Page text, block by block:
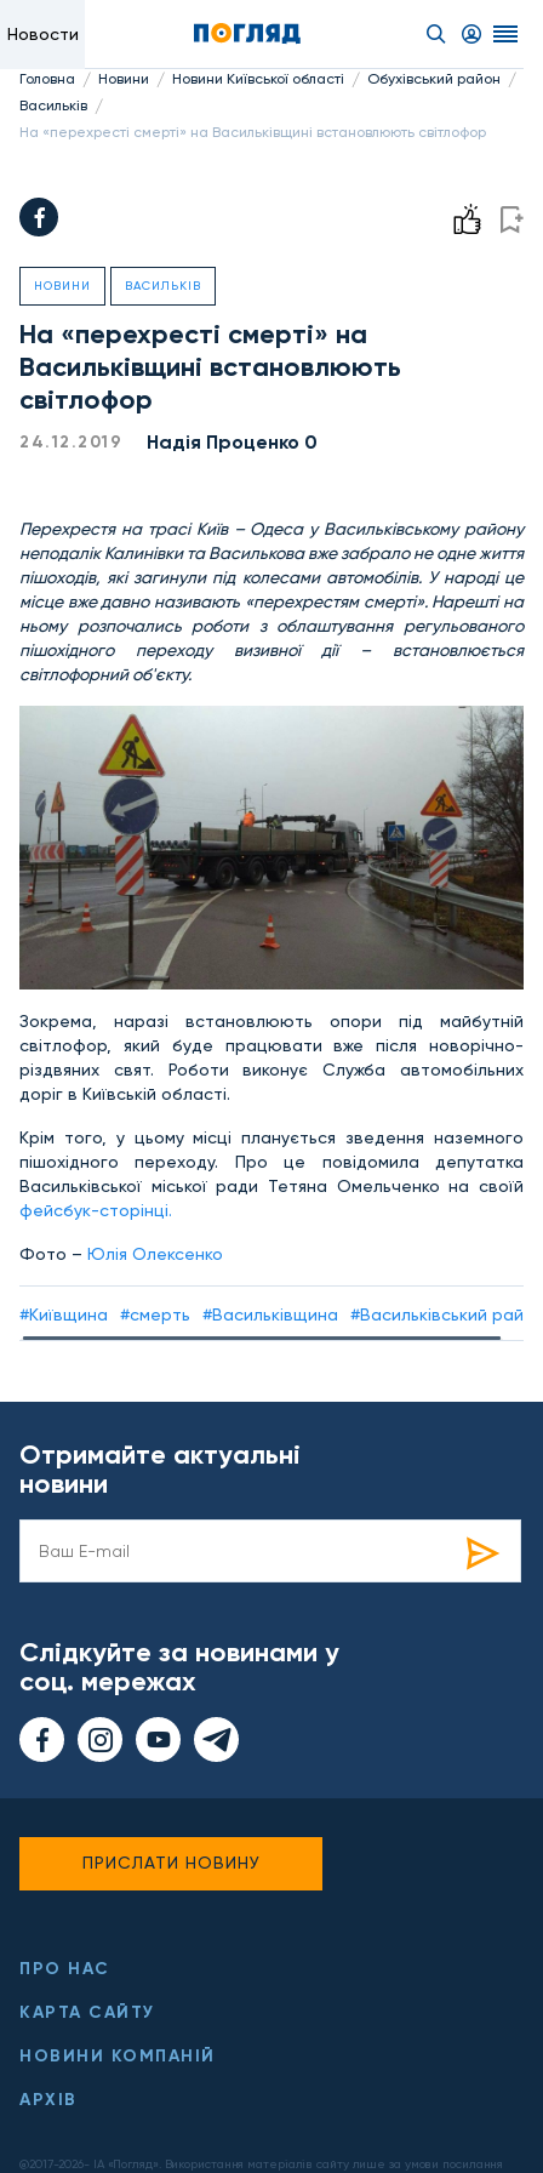
Новости
Головна / Новини / Новини Київської області / Обухівський район /
Васильків /
На «перехресті смерті» на Васильківщині встановлюють світлофор
НОВИНИ ВАСИЛЬКІВ
На «перехресті смерті» на
Васильківщині встановлюють
світлофор
24.12.2019 Надiя Проценко 0
Перехрестя на трасі Київ – Одеса у Васильківському району
неподалік Калинівки та Василькова вже забрало не одне життя
пішоходів, які загинули під колесами автомобілів. У народі це
місце вже давно називають «перехрестям смерті». Нарешті на
ньому розпочались роботи з облаштування регульованого
пішохідного переходу визивної дії – встановлюється
світлофорний об'єкту.
Зокрема, наразі встановлюють опори під майбутній
світлофор, який буде працювати вже після новорічно-
різдвяних свят. Роботи виконує Служба автомобільних
доріг в Київській області.
Крім того, у цьому місці планується зведення наземного
пішохідного переходу. Про це повідомила депутатка
Васильківської міської ради Тетяна Омельченко на своїй
фейсбук-сторінці.
Фото – Юлія Олексенко
#Київщина #смерть #Васильківщина #Васильківський район
Отримайте актуальні
новини
Слідкуйте за новинами у
соц. мережах
ПРО НАС
КАРТА САЙТУ
НОВИНИ КОМПАНІЙ
АРХІВ
@2017-2026- ІА «Погляд». Використання матеріалів сайту лише за умови посилання
ПРИСЛАТИ НОВИНУ